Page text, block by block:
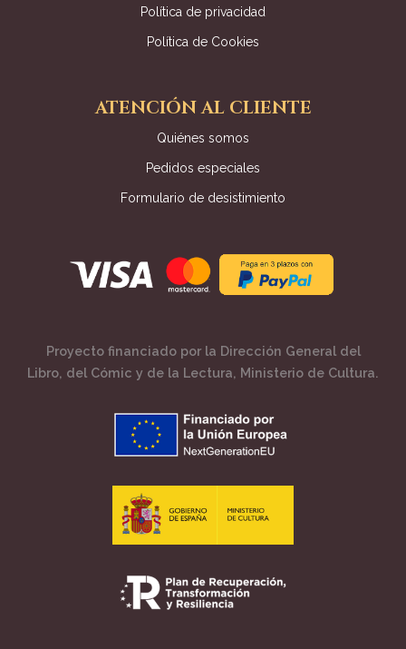
Política de privacidad
Política de Cookies
ATENCIÓN AL CLIENTE
Quiénes somos
Pedidos especiales
Formulario de desistimiento
Proyecto financiado por la Dirección General del
Libro, del Cómic y de la Lectura, Ministerio de Cultura.